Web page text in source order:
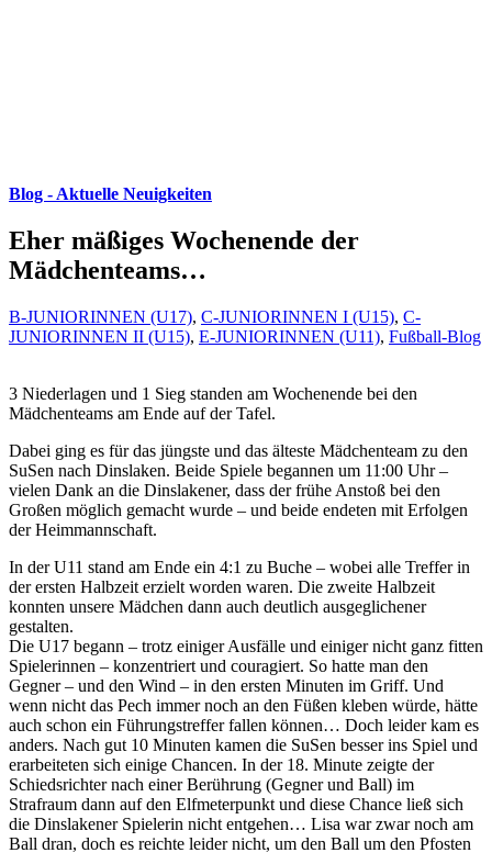
Blog - Aktuelle Neuigkeiten
Eher mäßiges Wochenende der
Mädchenteams…
B-JUNIORINNEN (U17), C-JUNIORINNEN I (U15), C-
JUNIORINNEN II (U15), E-JUNIORINNEN (U11), Fußball-Blog
3 Niederlagen und 1 Sieg standen am Wochenende bei den
Mädchenteams am Ende auf der Tafel.
Dabei ging es für das jüngste und das älteste Mädchenteam zu den
SuSen nach Dinslaken. Beide Spiele begannen um 11:00 Uhr –
vielen Dank an die Dinslakener, dass der frühe Anstoß bei den
Großen möglich gemacht wurde – und beide endeten mit Erfolgen
der Heimmannschaft.
In der U11 stand am Ende ein 4:1 zu Buche – wobei alle Treffer in
der ersten Halbzeit erzielt worden waren. Die zweite Halbzeit
konnten unsere Mädchen dann auch deutlich ausgeglichener
gestalten.
Die U17 begann – trotz einiger Ausfälle und einiger nicht ganz fitten
Spielerinnen – konzentriert und couragiert. So hatte man den
Gegner – und den Wind – in den ersten Minuten im Griff. Und
wenn nicht das Pech immer noch an den Füßen kleben würde, hätte
auch schon ein Führungstreffer fallen können… Doch leider kam es
anders. Nach gut 10 Minuten kamen die SuSen besser ins Spiel und
erarbeiteten sich einige Chancen. In der 18. Minute zeigte der
Schiedsrichter nach einer Berührung (Gegner und Ball) im
Strafraum dann auf den Elfmeterpunkt und diese Chance ließ sich
die Dinslakener Spielerin nicht entgehen… Lisa war zwar noch am
Ball dran, doch es reichte leider nicht, um den Ball um den Pfosten